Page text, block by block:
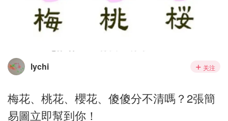
lychi 关注
梅花、桃花、櫻花、傻傻分不清嗎？2張簡
易圖立即幫到你！